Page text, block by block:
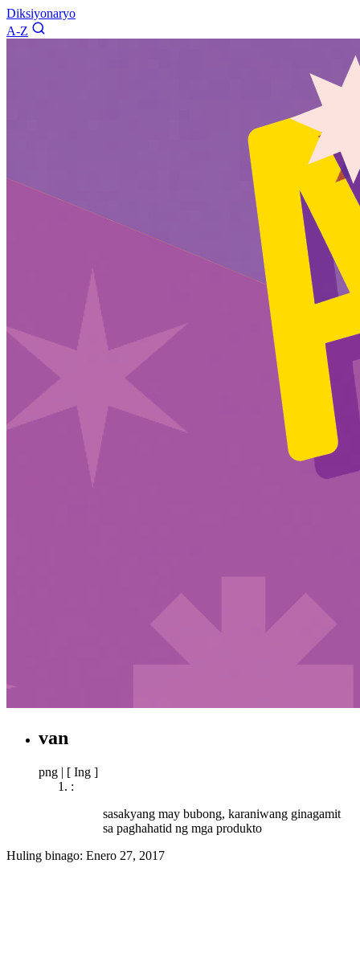
Diksiyonaryo
A-Z
van
png | [ Ing ]
:
sasakyang may bubong, karaniwang ginagamit
sa paghahatid ng mga produkto
Huling binago: Enero 27, 2017